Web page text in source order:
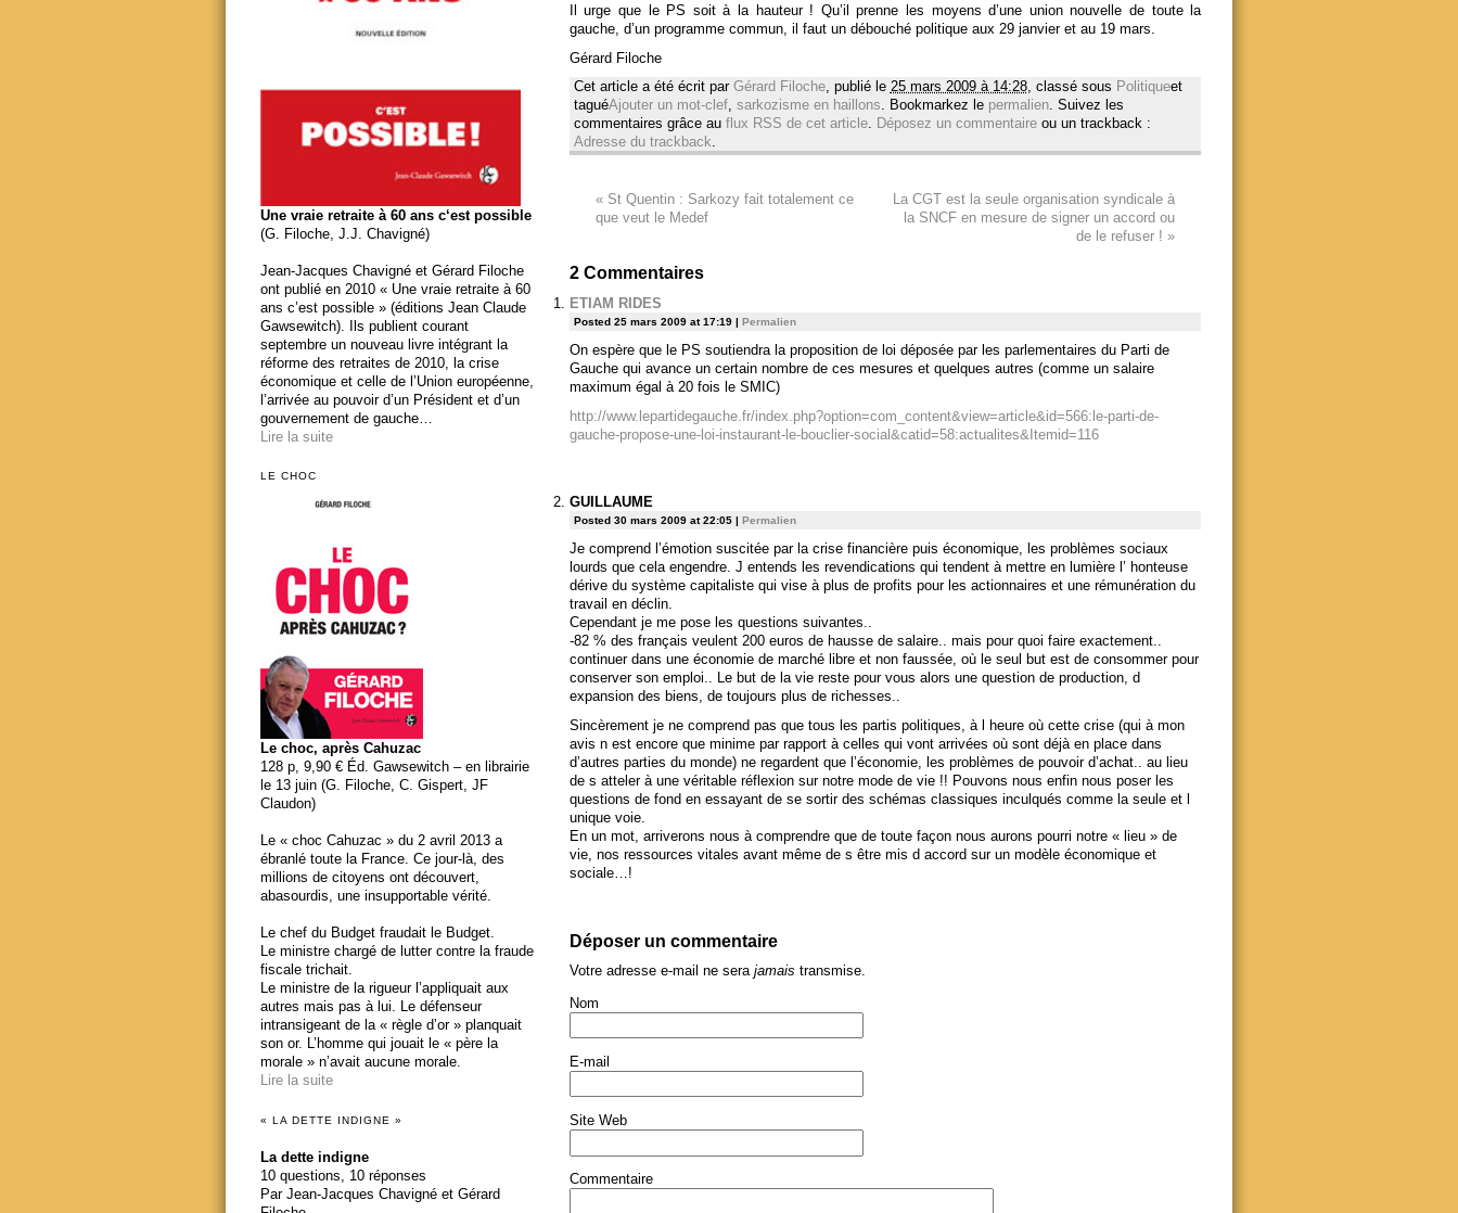
Il urge que le PS soit à la hauteur ! Qu’il prenne les moyens d’une union nouvelle de toute la
gauche, d’un programme commun, il faut un débouché politique aux 29 janvier et au 19 mars.
Gérard Filoche
Cet article a été écrit par Gérard Filoche, publié le 25 mars 2009 à 14:28, classé sous Politiqueet
taguéAjouter un mot-clef, sarkozisme en haillons. Bookmarkez le permalien. Suivez les
commentaires grâce au flux RSS de cet article. Déposez un commentaireou un trackback :
Adresse du trackback.
«St Quentin : Sarkozy fait totalement ce
que veut le Medef
La CGT est la seule organisation syndicale à
la SNCF en mesure de signer un accord ou
de le refuser !»
2Commentaires
ETIAM RIDES
Posted 25 mars 2009 at 17:19 | Permalien
On espère que le PS soutiendra la proposition de loi déposée par les parlementaires du Parti de
Gauche qui avance un certain nombre de ces mesures et quelques autres (comme un salaire
maximum égal à 20 fois le SMIC)
http://www.lepartidegauche.fr/index.php?option=com_content&view=article&id=566:le-parti-de-
gauche-propose-une-loi-instaurant-le-bouclier-social&catid=58:actualites&Itemid=116
GUILLAUME
Posted 30 mars 2009 at 22:05 | Permalien
Je comprend l’émotion suscitée par la crise financière puis économique, les problèmes sociaux
lourds que cela engendre. J entends les revendications qui tendent à mettre en lumière l’ honteuse
dérive du système capitaliste qui vise à plus de profits pour les actionnaires et une rémunération du
travail en déclin.
Cependant je me pose les questions suivantes..
-82 % des français veulent 200 euros de hausse de salaire.. mais pour quoi faire exactement..
continuer dans une économie de marché libre et non faussée, où le seul but est de consommer pour
conserver son emploi.. Le but de la vie reste pour vous alors une question de production, d
expansion des biens, de toujours plus de richesses..
Sincèrement je ne comprend pas que tous les partis politiques, à l heure où cette crise (qui à mon
avis n est encore que minime par rapport à celles qui vont arrivées où sont déjà en place dans
d’autres parties du monde) ne regardent que l’économie, les problèmes de pouvoir d’achat.. au lieu
de s atteler à une véritable réflexion sur notre mode de vie !! Pouvons nous enfin nous poser les
questions de fond en essayant de se sortir des schémas classiques inculqués comme la seule et l
unique voie.
En un mot, arriverons nous à comprendre que de toute façon nous aurons pourri notre « lieu » de
vie, nos ressources vitales avant même de s être mis d accord sur un modèle économique et
sociale…!
Déposer un commentaire
Votre adresse e-mail ne sera jamais transmise.
Nom
E-mail
Site Web
Commentaire
Une vraie retraite à 60 ans c‘est possible
(G. Filoche, J.J. Chavigné)
Jean-Jacques Chavigné et Gérard Filoche
ont publié en 2010 « Une vraie retraite à 60
ans c’est possible » (éditions Jean Claude
Gawsewitch). Ils publient courant
septembre un nouveau livre intégrant la
réforme des retraites de 2010, la crise
économique et celle de l’Union européenne,
l’arrivée au pouvoir d’un Président et d’un
gouvernement de gauche…
Lire la suite
LE CHOC
Le choc, après Cahuzac
128 p, 9,90 € Éd. Gawsewitch – en librairie
le 13 juin (G. Filoche, C. Gispert, JF
Claudon)
Le « choc Cahuzac » du 2 avril 2013 a
ébranlé toute la France. Ce jour-là, des
millions de citoyens ont découvert,
abasourdis, une insupportable vérité.
Le chef du Budget fraudait le Budget.
Le ministre chargé de lutter contre la fraude
fiscale trichait.
Le ministre de la rigueur l’appliquait aux
autres mais pas à lui. Le défenseur
intransigeant de la « règle d’or » planquait
son or. L’homme qui jouait le « père la
morale » n’avait aucune morale.
Lire la suite
« LA DETTE INDIGNE »
La dette indigne
10 questions, 10 réponses
Par Jean-Jacques Chavigné et Gérard